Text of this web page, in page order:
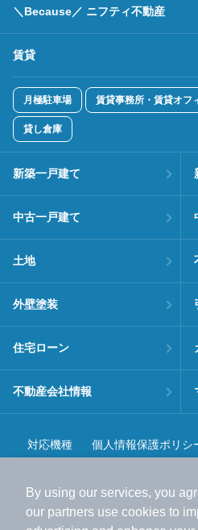
By using our services, you
our partners use cookies to
より使いやす
アプリで物件
＼Because／ ニフティ不動産
賃貸
月極駐車場 賃貸事務所・賃貸オフ
貸し倉庫
新築一戸建て
中古一戸建て
土地
外壁塗装
住宅ローン
不動産会社情報
対応機種 個人情報保護ポリシ